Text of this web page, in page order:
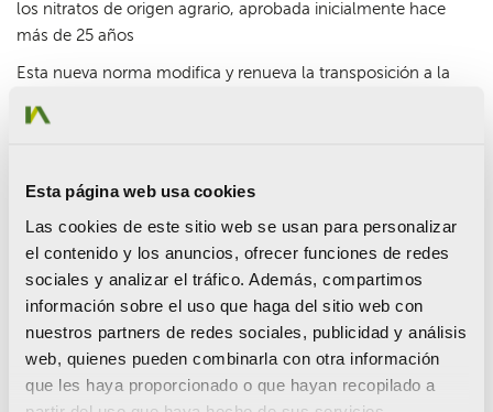
Esta página web usa cookies
Las cookies de este sitio web se usan para personalizar
el contenido y los anuncios, ofrecer funciones de redes
sociales y analizar el tráfico. Además, compartimos
información sobre el uso que haga del sitio web con
nuestros partners de redes sociales, publicidad y análisis
web, quienes pueden combinarla con otra información
que les haya proporcionado o que hayan recopilado a
los nitratos de origen agrario, aprobada inicialmente hace
más de 25 años
Esta nueva norma modifica y renueva la transposición a la
protección de las aguas contra la contaminación producida
directiva impone a los Estados miembros la obligación de
identificar las aguas afectadas por este tipo de
contaminación, vigilando la concentración de nitratos a
través de estaciones de muestreo. También establece
criterios para designar como zonas vulnerables las
superficies cuyo drenaje dé lugar a la contaminación por
nitratos y para poner en funcionamiento programas de
actuación coordinados con las actividades agrarias.